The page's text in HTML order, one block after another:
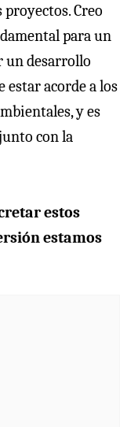
Creo
para un
un desarrollo
estar acorde a los
y es
con la
estos
estamos